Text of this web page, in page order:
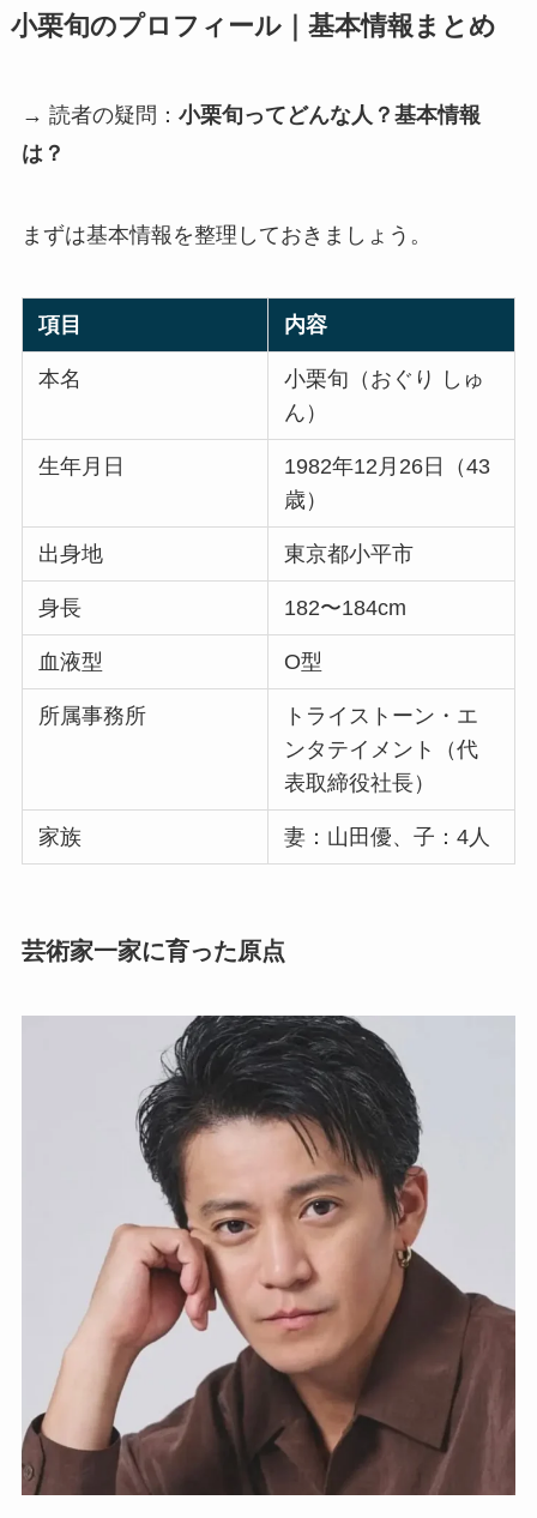
小栗旬のプロフィール｜基本情報まとめ
→ 読者の疑問： 小栗旬ってどんな人？基本情報
は？
まずは基本情報を整理しておきましょう。
項目 内容
本名
小栗旬（おぐり しゅ
ん）
生年月日
1982年12月26日（43
歳）
出身地 東京都小平市
身長 182〜184cm
血液型 O型
所属事務所
トライストーン・エ
ンタテイメント（代
表取締役社長）
家族 妻：山田優、子：4人
芸術家一家に育った原点